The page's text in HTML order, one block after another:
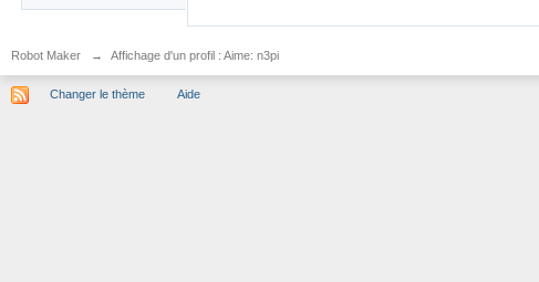
Robot Maker → Affichage d'un profil : Aime: n3pi
Changer le thème Aide